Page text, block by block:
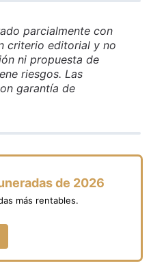
parcialmente con
criterio editorial y no
ni propuesta de
riesgos. Las
garantía de
de 2026
más rentables.